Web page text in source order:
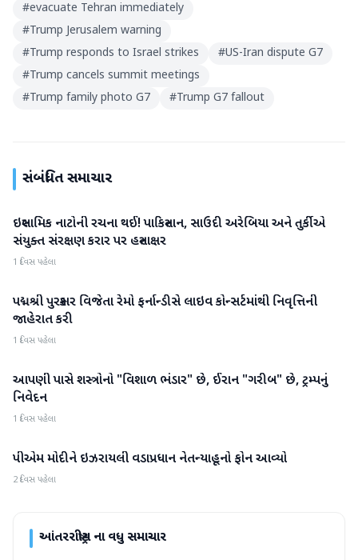
#evacuate Tehran immediately
#Trump Jerusalem warning
#Trump responds to Israel strikes #US-Iran dispute G7
#Trump cancels summit meetings
#Trump family photo G7 #Trump G7 fallout
સંબંધિત સમાચાર
આંતરરાષ્ટ્રીય
ઇસ્લામિક નાટોની રચના થઈ! પાકિસ્તાન, સાઉદી અરેબિયા અને તુર્કીએ
સંયુક્ત સંરક્ષણ કરાર પર હસ્તાક્ષર
1 દિવસ પહેલા
આંતરરાષ્ટ્રીય
પદ્મશ્રી પુરસ્કાર વિજેતા રેમો ફર્નાન્ડીસે લાઇવ કોન્સર્ટમાંથી નિવૃત્તિની
જાહેરાત કરી
1 દિવસ પહેલા
આંતરરાષ્ટ્રીય
આપણી પાસે શસ્ત્રોનો "વિશાળ ભંડાર" છે, ઈરાન "ગરીબ" છે, ટ્રમ્પનું
નિવેદન
1 દિવસ પહેલા
આંતરરાષ્ટ્રીય
પીએમ મોદીને ઇઝરાયલી વડાપ્રધાન નેતન્યાહૂનો ફોન આવ્યો
2 દિવસ પહેલા
આંતરરાષ્ટ્રીયના વધુ સમાચાર